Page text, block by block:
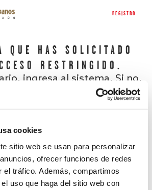
cookies
sitio web se usan para personalizar
ofrecer funciones de redes
el tráfico. Además, compartimos
uso que haga del sitio web con
REGISTRO
QUE HAS SOLICITADO
RESTRINGIDO.
ingresa al sistema. Si no,